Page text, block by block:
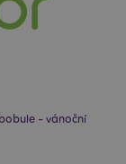
- vánoční